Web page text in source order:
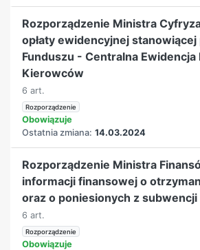
Rozporządzenie Ministra
opłaty ewidencyjnej
Funduszu - Centralna Ewidencja
Kierowców
6 art.
Rozporządzenie
Obowiązuje
Ostatnia zmiana: 14.03.2024
Rozporządzenie Ministra
informacji finansowej o
oraz o poniesionych z
6 art.
Rozporządzenie
Obowiązuje